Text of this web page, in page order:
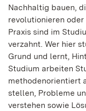
Nachhaltig bauen,
revolutionieren
Praxis sind im
verzahnt. Wer hier
Grund und lernt,
Studium arbeiten
methodenorientiert
stellen, Probleme
verstehen sowie